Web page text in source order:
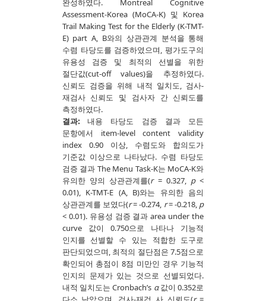
완성하였다. Montreal Cognitive
Assessment-Korea (MoCA-K) 및 Korea
Trail Making Test for the Elderly (K-TMT-
E) part A, B와의 상관관계 분석을 통해
수렴 타당도를 검증하였으며, 평가도구의
유용성 검증 및 최적의 선별을 위한
절단값(cut-off values)을 추정하였다.
신뢰도 검증을 위해 내적 일치도, 검사-
재검사 신뢰도 및 검사자 간 신뢰도를
측정하였다.
결과:내용 타당도 검증 결과 모든
문항에서 item-level content validity
index 0.90 이상, 수렴도와 합의도가
기준값 이상으로 나타났다. 수렴 타당도
검증 결과 The Menu Task-K는 MoCA-K와
유의한 양의 상관관계를(r= 0.327, p<
0.01), K-TMT-E (A, B)와는 유의한 음의
상관관계를 보였다(r= -0.274, r= -0.218, p
< 0.01). 유용성 검증 결과 area under the
curve 값이 0.750으로 나타나 기능적
인지를 선별할 수 있는 적합한 도구로
판단되었으며, 최적의 절단점은 7.5점으로
확인되어 총점이 8점 미만인 경우 기능적
인지의 문제가 있는 것으로 선별되었다.
내적 일치도는 Cronbach’s α값이 0.352로